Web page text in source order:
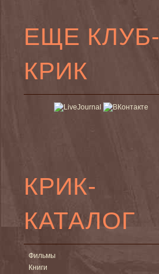
ЕЩЕ КЛУБ-
КРИК
КРИК-
КАТАЛОГ
Фильмы
Книги